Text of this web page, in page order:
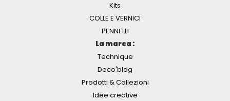
Kits
COLLE E VERNICI
PENNELLI
La marca :
Technique
Deco'blog
Prodotti & Collezioni
Idee creative